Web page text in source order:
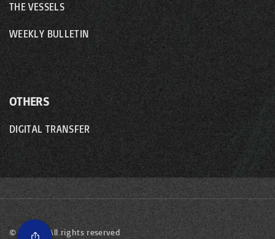
THE VESSELS
WEEKLY BULLETIN
OTHERS
DIGITAL TRANSFER
©2026 - All rights reserved